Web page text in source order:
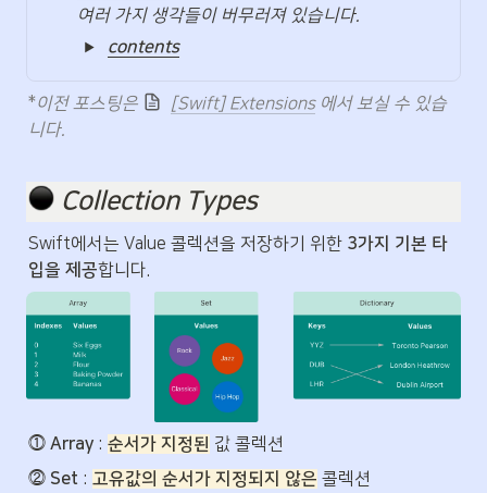
여러 가지 생각들이 버무러져 있습니다.
contents
*이전 포스팅은 [Swift] Extensions 에서 보실 수 있습
니다.
Collection Types
Swift에서는 Value 콜렉션을 저장하기 위한 3가지 기본 타
입을 제공합니다.
⓵ Array : 순서가 지정된 값 콜렉션
⓶ Set : 고유값의 순서가 지정되지 않은 콜렉션